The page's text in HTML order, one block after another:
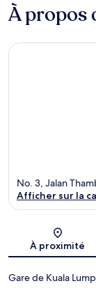
À propos
No. 3, Jalan
Afficher sur la
À proximité
Gare de Kuala